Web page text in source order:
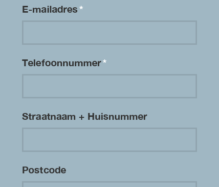
E-mailadres*
Telefoonnummer*
Straatnaam + Huisnummer
Postcode